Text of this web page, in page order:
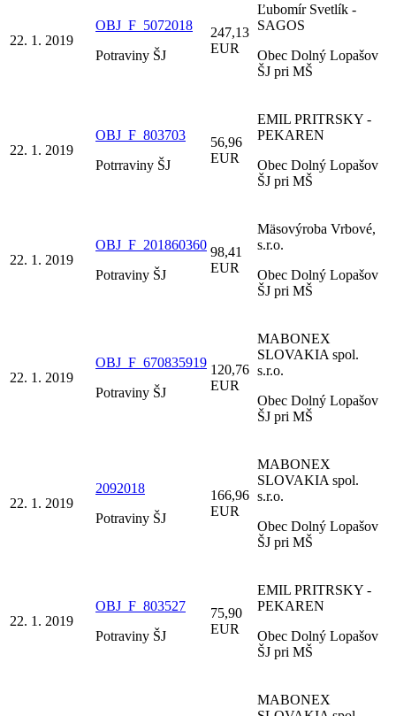
22. 1. 2019
OBJ_F_5072018
Potraviny ŠJ
247,13
EUR
Ľubomír Svetlík -
SAGOS
Obec Dolný Lopašov
ŠJ pri MŠ
22. 1. 2019
OBJ_F_803703
Potrraviny ŠJ
56,96
EUR
EMIL PRITRSKY -
PEKAREN
Obec Dolný Lopašov
ŠJ pri MŠ
22. 1. 2019
OBJ_F_201860360
Potraviny ŠJ
98,41
EUR
Mäsovýroba Vrbové,
s.r.o.
Obec Dolný Lopašov
ŠJ pri MŠ
22. 1. 2019
OBJ_F_670835919
Potraviny ŠJ
120,76
EUR
MABONEX
SLOVAKIA spol.
s.r.o.
Obec Dolný Lopašov
ŠJ pri MŠ
22. 1. 2019
2092018
Potraviny ŠJ
166,96
EUR
MABONEX
SLOVAKIA spol.
s.r.o.
Obec Dolný Lopašov
ŠJ pri MŠ
22. 1. 2019
OBJ_F_803527
Potraviny ŠJ
75,90
EUR
EMIL PRITRSKY -
PEKAREN
Obec Dolný Lopašov
ŠJ pri MŠ
MABONEX